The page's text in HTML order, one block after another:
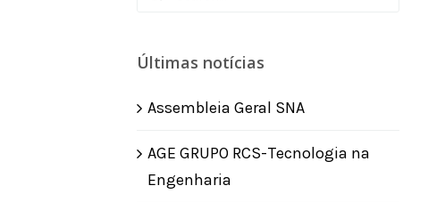
Últimas notícias
Assembleia Geral SNA
AGE GRUPO RCS-Tecnologia na
Engenharia